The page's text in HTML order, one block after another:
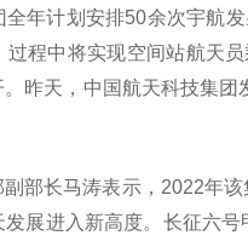
年计划安排50余次宇航
程中将实现空间站航天
昨天，中国航天科技集团
部长马涛表示，2022年
展进入新高度。长征六